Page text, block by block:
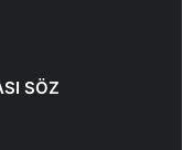
SÖZ